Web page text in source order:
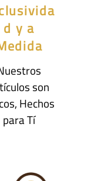
d y a
son
Hechos
para Tí